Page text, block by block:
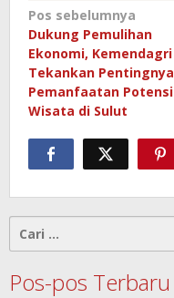
Navigasi
pos
Pos sebelumnya
Dukung Pemulihan
Ekonomi, Kemendagri
Tekankan Pentingnya
Pemanfaatan Potensi
Wisata di Sulut
untuk:
Pos-pos Terbaru